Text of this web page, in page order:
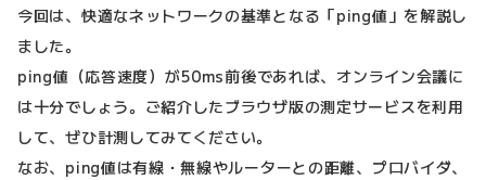
今回は、快適なネットワークの基準となる「ping値」を解説し
ました。
ping値（応答速度）が50ms前後であれば、オンライン会議に
は十分でしょう。ご紹介したブラウザ版の測定サービスを利用
して、ぜひ計測してみてください。
なお、ping値は有線・無線やルーターとの距離、プロバイダ、